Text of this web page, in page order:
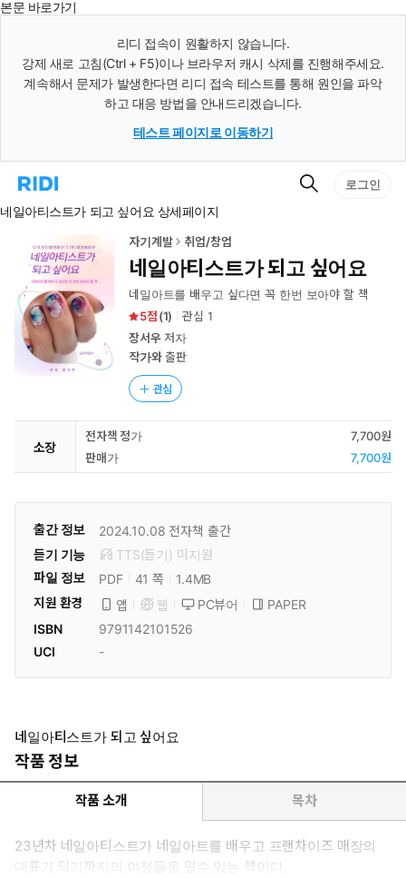
본문 바로가기
리디 접속이 원활하지 않습니다.
강제 새로 고침(Ctrl + F5)이나 브라우저 캐시 삭제를 진행해주세요.
계속해서 문제가 발생한다면 리디 접속 테스트를 통해 원인을 파악
하고 대응 방법을 안내드리겠습니다.
테스트 페이지로 이동하기
리
홈
검
로그인
네일아티스트가 되고 싶어요 상세페이지
자기계발 취업/창업
네일아티스트가 되고 싶어요
네일아트를 배우고 싶다면 꼭 한번 보아야 할 책
5
(1) 관심 1
장서우저자
작가와출판
관심
소장
전자책 정가
7,700원
판매가
7,700원
출간 정보 2024.10.08 전자책 출간
듣기 기능
TTS(듣기) 미 지원
파일 정보
PDF 41 쪽
1.4MB
지원 환경
앱 웹 PC뷰어
PAPER
ISBN
9791142101526
UCI
-
네일아티스트가 되고 싶어요
작품 정보
작품 소개 목차
23년차 네일아티스트가 네일아트를 배우고 프랜차이즈 매장의
대표가 되기까지의 여정들을 알수 있는 책이다.